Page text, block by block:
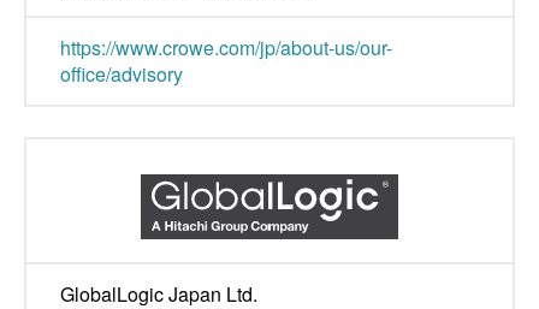
https://www.crowe.com/jp/about-us/our-
office/advisory
GlobalLogic Japan Ltd.